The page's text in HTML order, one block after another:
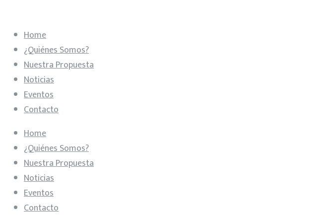
Home
¿Quiénes Somos?
Nuestra Propuesta
Noticias
Eventos
Contacto
Home
¿Quiénes Somos?
Nuestra Propuesta
Noticias
Eventos
Contacto